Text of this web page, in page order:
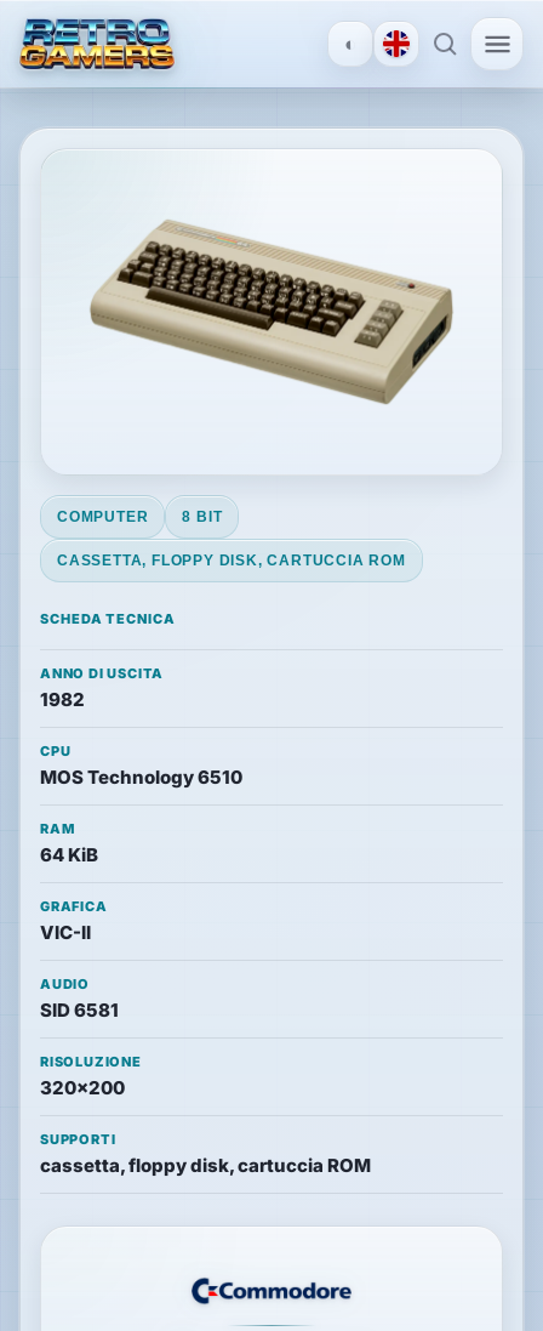
◐
MENU
×
ACCOUNT
Accedi
Registrati
News
Speciali
Guide
Classici
giocabili
Emulatori
e
piattaforme
COMPUTER 8 BIT
CASSETTA, FLOPPY DISK, CARTUCCIA ROM
SCHEDA TECNICA
ANNO DI USCITA
1982
CPU
MOS Technology 6510
RAM
64 KiB
GRAFICA
VIC-II
AUDIO
SID 6581
RISOLUZIONE
320×200
SUPPORTI
cassetta, floppy disk, cartuccia ROM